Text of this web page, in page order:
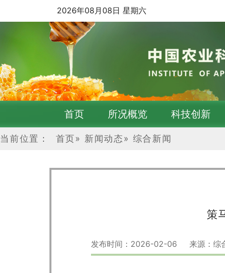
2026年08月08日 星期六
首页 所况概览 科技创新
当前位置： 首页» 新闻动态» 综合新闻
策
发布时间：2026-02-06 来源：综